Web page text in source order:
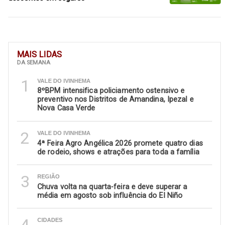
MAIS LIDAS
DA SEMANA
1 VALE DO IVINHEMA
8ºBPM intensifica policiamento ostensivo e
preventivo nos Distritos de Amandina, Ipezal e
Nova Casa Verde
2 VALE DO IVINHEMA
4ª Feira Agro Angélica 2026 promete quatro dias
de rodeio, shows e atrações para toda a família
3 REGIÃO
Chuva volta na quarta-feira e deve superar a
média em agosto sob influência do El Niño
CIDADES